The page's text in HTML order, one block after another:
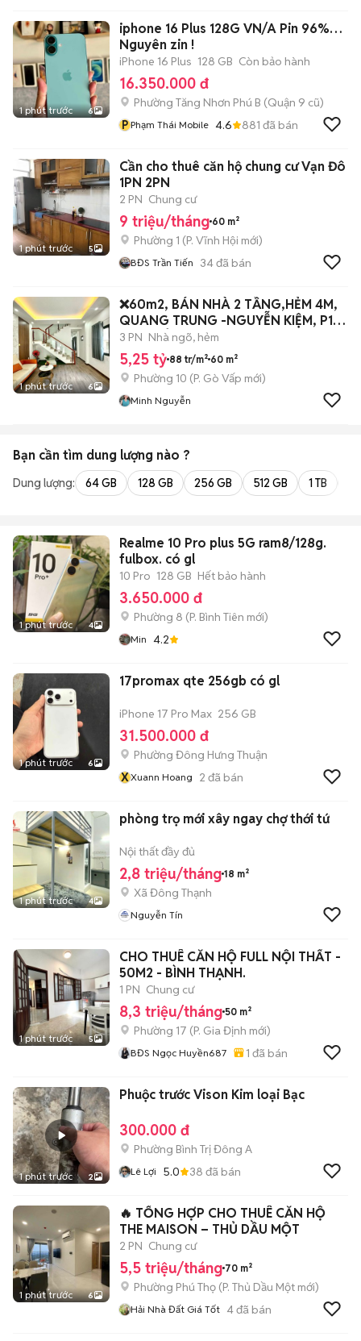
1 phút trước 6
iphone 16 Plus 128G VN/A Pin 96%…
Nguyên zin !
iPhone 16 Plus 128 GB Còn bảo hành
16.350.000 đ
Phường Tăng Nhơn Phú B (Quận 9 cũ)
P Phạm Thái Mobile 4.6 881 đã bán
1 phút trước 5
Cần cho thuê căn hộ chung cư Vạn Đô
1PN 2PN
2 PN Chung cư
9 triệu/tháng 60 m²
Phường 1 (P. Vĩnh Hội mới)
BĐS Trần Tiến 34đã bán
1 phút trước 6
❌60m2, BÁN NHÀ 2 TẦNG,HẺM 4M,
QUANG TRUNG -NGUYỄN KIỆM, P10
GV, 5 TỶ.
3 PN Nhà ngõ, hẻm
5,25 tỷ 88 tr/m² 60 m²
Phường 10 (P. Gò Vấp mới)
Minh Nguyễn
Bạn cần tìm dung lượng nào ?
Dung lượng: 64 GB 128 GB 256 GB 512 GB 1 TB
1 phút trước 4
Realme 10 Pro plus 5G ram8/128g.
fulbox. có gl
10 Pro 128 GB Hết bảo hành
3.650.000 đ
Phường 8 (P. Bình Tiên mới)
Min 4.2
1 phút trước 6
17promax qte 256gb có gl
iPhone 17 Pro Max 256 GB
31.500.000 đ
Phường Đông Hưng Thuận
XXuann Hoang 2 đã bán
1 phút trước 4
phòng trọ mới xây ngay chợ thới tứ
Nội thất đầy đủ
2,8 triệu/tháng 18 m²
Xã Đông Thạnh
Nguyễn Tín
1 phút trước 5
CHO THUÊ CĂN HỘ FULL NỘI THẤT -
50M2 - BÌNH THẠNH.
1 PN Chung cư
8,3 triệu/tháng 50 m²
Phường 17 (P. Gia Định mới)
BĐS Ngọc Huyền687 1 đã bán
1 phút trước 2
Phuộc trước Vison Kim loại Bạc
300.000 đ
Phường Bình Trị Đông A
Lê Lợi 5.0 38 đã bán
1 phút trước 6
🔥 TỔNG HỢP CHO THUÊ CĂN HỘ
THE MAISON – THỦ DẦU MỘT
2 PN Chung cư
5,5 triệu/tháng 70 m²
Phường Phú Thọ (P. Thủ Dầu Một mới)
Hải Nhà Đất Giá Tốt 4đã bán